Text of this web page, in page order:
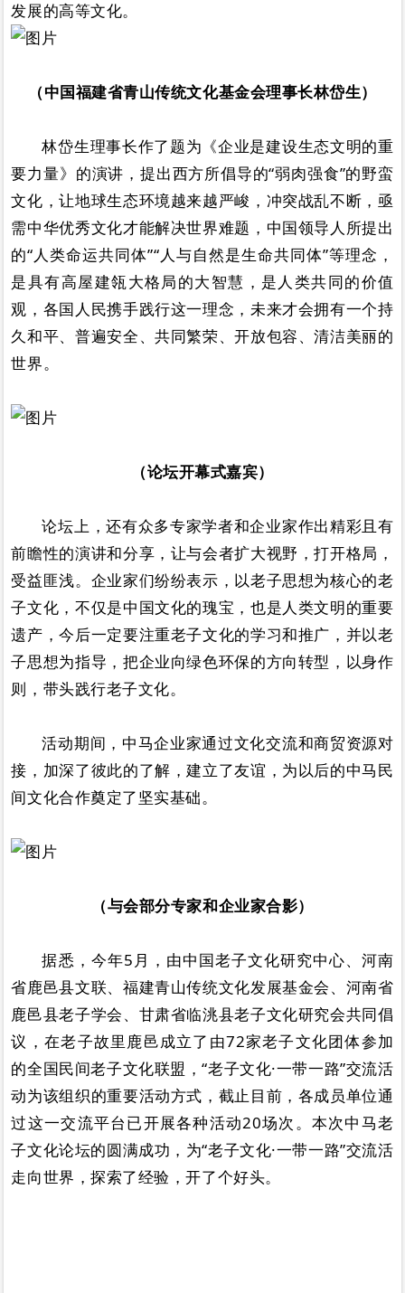
发展的高等文化。
（中国福建省青山传统文化基金会理事长林岱生）
林岱生理事长作了题为《企业是建设生态文明的重
要力量》的演讲，提出西方所倡导的“弱肉强食”的野蛮
文化，让地球生态环境越来越严峻，冲突战乱不断，亟
需中华优秀文化才能解决世界难题，中国领导人所提出
的“人类命运共同体”“人与自然是生命共同体”等理念，
是具有高屋建瓴大格局的大智慧，是人类共同的价值
观，各国人民携手践行这一理念，未来才会拥有一个持
久和平、普遍安全、共同繁荣、开放包容、清洁美丽的
世界。
（论坛开幕式嘉宾）
论坛上，还有众多专家学者和企业家作出精彩且有
前瞻性的演讲和分享，让与会者扩大视野，打开格局，
受益匪浅。企业家们纷纷表示，以老子思想为核心的老
子文化，不仅是中国文化的瑰宝，也是人类文明的重要
遗产，今后一定要注重老子文化的学习和推广，并以老
子思想为指导，把企业向绿色环保的方向转型，以身作
则，带头践行老子文化。
活动期间，中马企业家通过文化交流和商贸资源对
接，加深了彼此的了解，建立了友谊，为以后的中马民
间文化合作奠定了坚实基础。
（与会部分专家和企业家合影）
据悉，今年5月，由中国老子文化研究中心、河南
省鹿邑县文联、福建青山传统文化发展基金会、河南省
鹿邑县老子学会、甘肃省临洮县老子文化研究会共同倡
议，在老子故里鹿邑成立了由72家老子文化团体参加
的全国民间老子文化联盟，“老子文化·一带一路”交流活
动为该组织的重要活动方式，截止目前，各成员单位通
过这一交流平台已开展各种活动20场次。本次中马老
子文化论坛的圆满成功，为“老子文化·一带一路”交流活
走向世界，探索了经验，开了个好头。